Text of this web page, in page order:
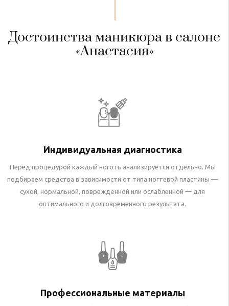
Достоинства маникюра в салоне
«Анастасия»
Индивидуальная диагностика
Перед процедурой каждый ноготь анализируется отдельно. Мы
подбираем средства в зависимости от типа ногтевой пластины —
сухой, нормальной, повреждённой или ослабленной — для
оптимального и долговременного результата.
Профессиональные материалы